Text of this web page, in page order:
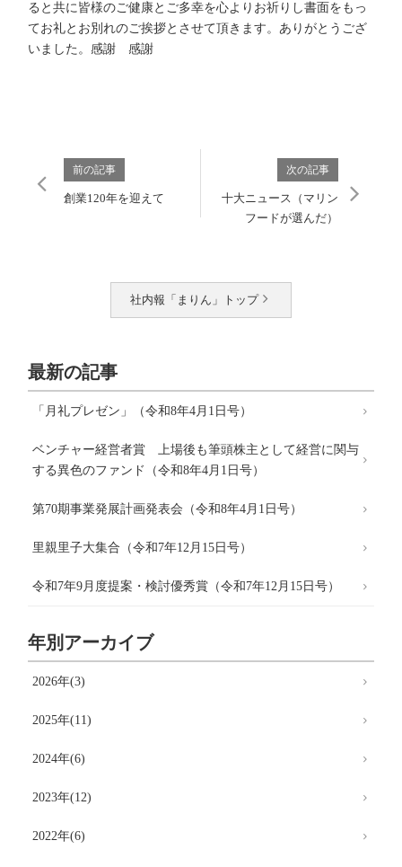
ると共に皆様のご健康とご多幸を心よりお祈りし書面をもっ
てお礼とお別れのご挨拶とさせて頂きます。ありがとうござ
いました。感謝 感謝
前の記事
創業120年を迎えて
次の記事
十大ニュース（マリン
フードが選んだ）
社内報「まりん」トップ
最新の記事
「月礼プレゼン」（令和8年4月1日号）
ベンチャー経営者賞 上場後も筆頭株主として経営に関与
する異色のファンド（令和8年4月1日号）
第70期事業発展計画発表会（令和8年4月1日号）
里親里子大集合（令和7年12月15日号）
令和7年9月度提案・検討優秀賞（令和7年12月15日号）
年別アーカイブ
2026年(3)
2025年(11)
2024年(6)
2023年(12)
2022年(6)